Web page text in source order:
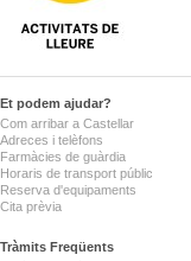
Et podem ajudar?
Com arribar a Castellar
Adreces i telèfons
Farmàcies de guàrdia
Horaris de transport públic
Reserva d'equipaments
Cita prèvia
Tràmits Freqüents